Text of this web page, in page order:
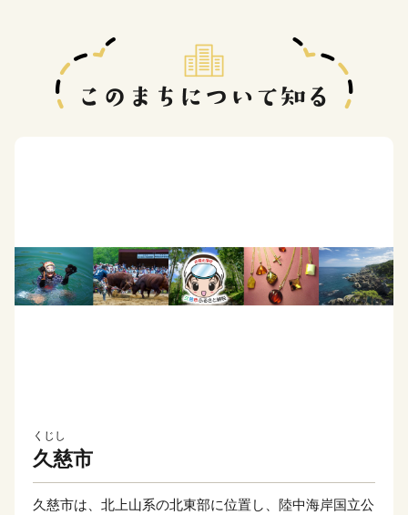
くじし
久慈市
久慈市は、北上山系の北東部に位置し、陸中海岸国立公